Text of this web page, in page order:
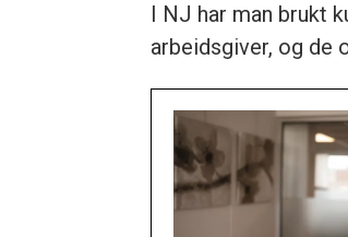
I NJ har man
arbeidsgiver, og de